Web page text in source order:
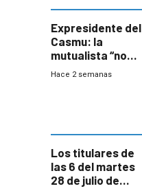
seguridad
Expresidente del
Casmu: la
mutualista “no
está para pagar”
Hace 2 semanas
Los titulares de
las 6 del martes
28 de julio de